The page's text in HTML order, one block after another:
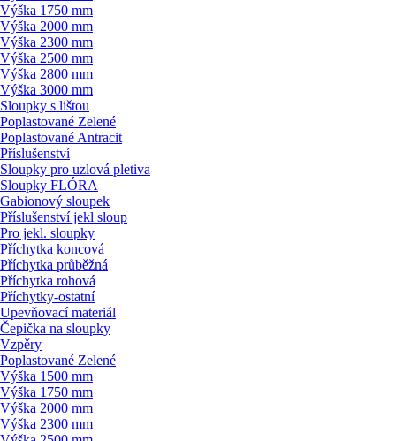
Výška 1750 mm
Výška 2000 mm
Výška 2300 mm
Výška 2500 mm
Výška 2800 mm
Výška 3000 mm
Sloupky s lištou
Poplastované Zelené
Poplastované Antracit
Příslušenství
Sloupky pro uzlová pletiva
Sloupky FLÓRA
Gabionový sloupek
Příslušenství jekl sloup
Pro jekl. sloupky
Příchytka koncová
Příchytka průběžná
Příchytka rohová
Příchytky-ostatní
Upevňovací materiál
Čepička na sloupky
Vzpěry
Poplastované Zelené
Výška 1500 mm
Výška 1750 mm
Výška 2000 mm
Výška 2300 mm